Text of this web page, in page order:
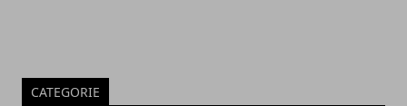
CATEGORIE